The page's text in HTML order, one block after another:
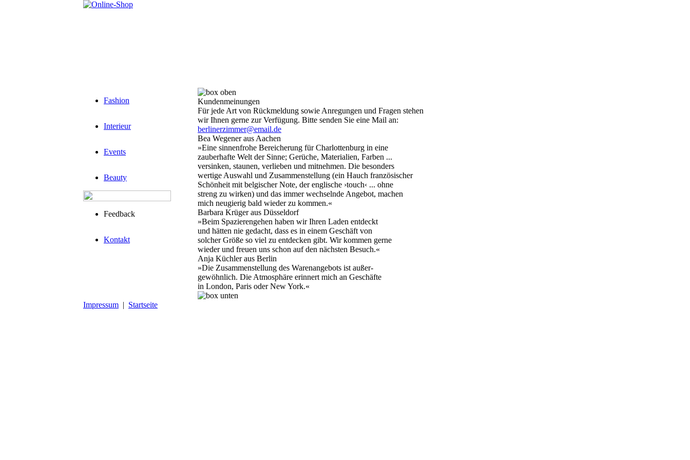
Fashion
Interieur
Events
Beauty
Feedback
Kontakt
Kundenmeinungen
Für jede Art von Rückmeldung sowie Anregungen und Fragen stehen
wir Ihnen gerne zur Verfügung. Bitte senden Sie eine Mail an:
berlinerzimmer@email.de
Bea Wegener aus Aachen
»Eine sinnenfrohe Bereicherung für Charlottenburg in eine
zauberhafte Welt der Sinne; Gerüche, Materialien, Farben ...
versinken, staunen, verlieben und mitnehmen. Die besonders
wertige Auswahl und Zusammenstellung (ein Hauch französischer
Schönheit mit belgischer Note, der englische ›touch‹ ... ohne
streng zu wirken) und das immer wechselnde Angebot, machen
mich neugierig bald wieder zu kommen.«
Barbara Krüger aus Düsseldorf
»Beim Spazierengehen haben wir Ihren Laden entdeckt
und hätten nie gedacht, dass es in einem Geschäft von
solcher Größe so viel zu entdecken gibt. Wir kommen gerne
wieder und freuen uns schon auf den nächsten Besuch.«
Anja Küchler aus Berlin
»Die Zusammenstellung des Warenangebots ist außer-
gewöhnlich. Die Atmosphäre erinnert mich an Geschäfte
in London, Paris oder New York.«
Impressum | Startseite